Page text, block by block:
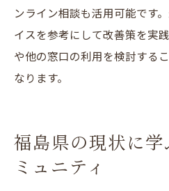
ンライン相談も活用可能です
イスを参考にして改善策を実
や他の窓口の利用を検討する
なります。
福島県の現状に学
ミュニティ